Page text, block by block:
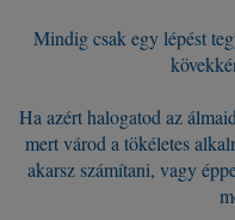
Mindig csak egy lépést
Ha azért halogatod az
mert várod a tökéletes
akarsz számítani, vagy